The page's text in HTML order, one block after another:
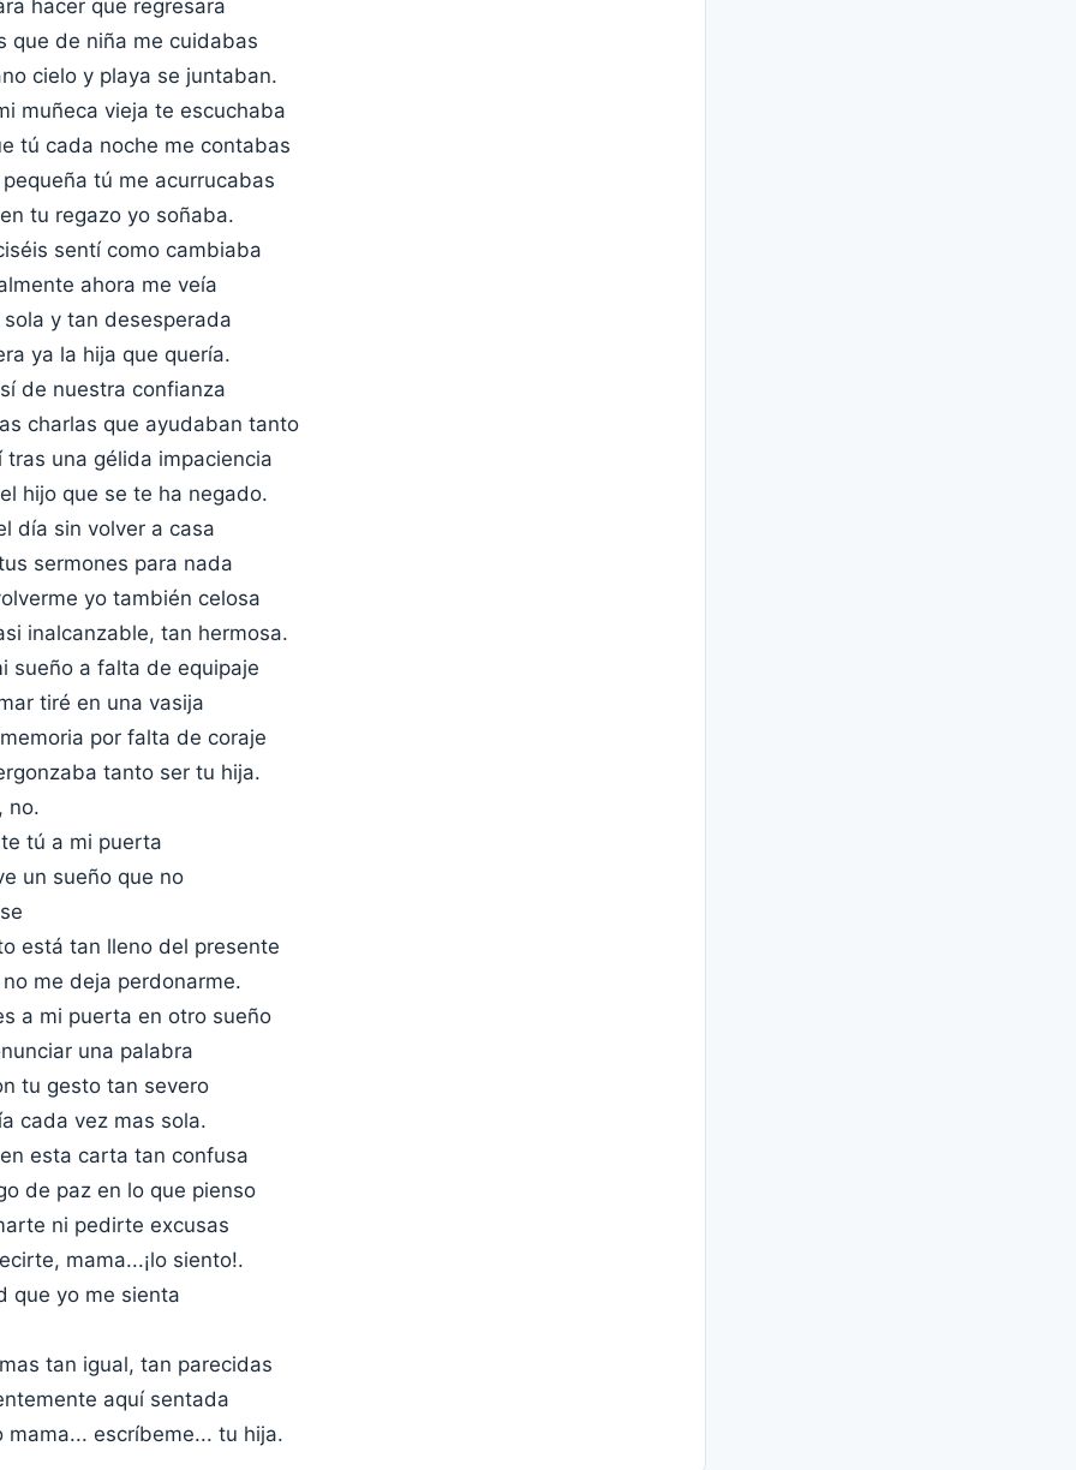
hacer que regresara
que de niña me cuidabas
cielo y playa se juntaban.
muñeca vieja te escuchaba
tú cada noche me contabas
tú me acurrucabas
tu regazo yo soñaba.
sentí como cambiaba
ahora me veía
y tan desesperada
ya la hija que quería.
de nuestra confianza
charlas que ayudaban tanto
tras una gélida impaciencia
hijo que se te ha negado.
día sin volver a casa
sermones para nada
yo también celosa
inalcanzable, tan hermosa.
sueño a falta de equipaje
tiré en una vasija
por falta de coraje
tanto ser tu hija.
no.
tú a mi puerta
un sueño que no
está tan lleno del presente
me deja perdonarme.
a mi puerta en otro sueño
una palabra
tu gesto tan severo
cada vez mas sola.
esta carta tan confusa
de paz en lo que pienso
ni pedirte excusas
mama...¡lo siento!.
que yo me sienta
tan igual, tan parecidas
aquí sentada
mama... escríbeme... tu hija.